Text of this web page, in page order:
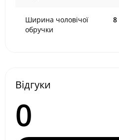
Ширина чоловічої
обручки
Відгуки
0